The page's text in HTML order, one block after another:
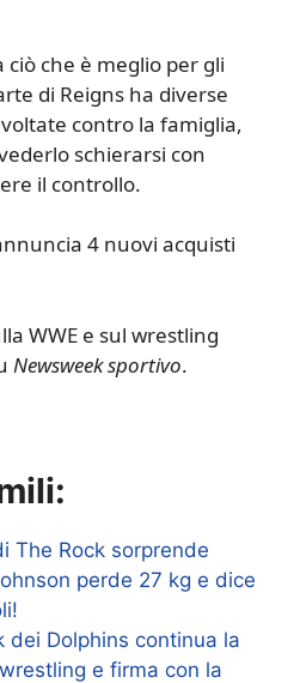
che è meglio per gli
di Reigns ha diverse
contro la famiglia,
schierarsi con
il controllo.
4 nuovi acquisti
WWE e sul wrestling
Newsweek sportivo.
The Rock sorprende
perde 27 kg e dice
dei Dolphins continua la
e firma con la